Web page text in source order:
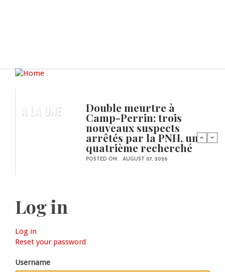
A LA UNE Double meurtre à
Camp-Perrin: trois
nouveaux suspects
arrêtés par la PNH, un
quatrième recherché
POSTED ON: AUGUST 07, 2026
Log in
Primary
tabs
Log in
tab)
Reset your password
Username